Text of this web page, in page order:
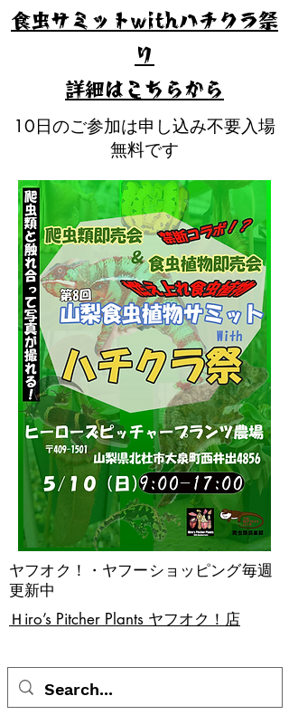
​Ｈiro’s Pitcher Plants ヤフオク！店
ヤフオク！・ヤフーショッピング毎週
更新中
10日のご参加は申し込み不要入場
無料です
食虫サミットwithハチクラ祭
り
​詳細はこちらから